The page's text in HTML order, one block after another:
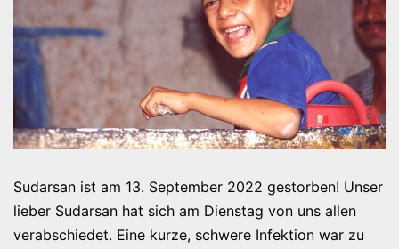
Sudarsan ist am 13. September 2022 gestorben! Unser
lieber Sudarsan hat sich am Dienstag von uns allen
verabschiedet. Eine kurze, schwere Infektion war zu